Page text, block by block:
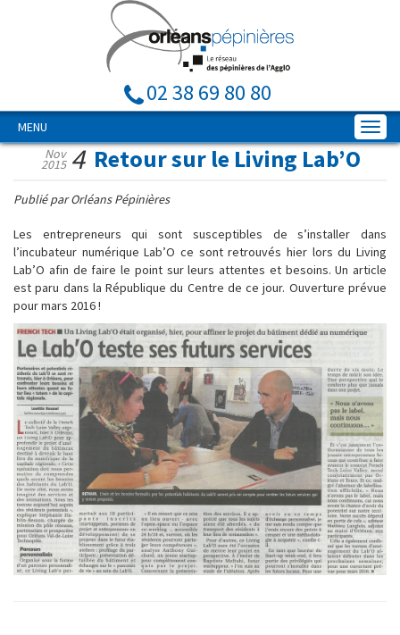
02 38 69 80 80
MENU
Retour sur le Living Lab’O
Nov
2015 4
Publié par Orléans Pépinières
Les entrepreneurs qui sont susceptibles de s’installer dans
l’incubateur numérique Lab’O ce sont retrouvés hier lors du Living
Lab’O afin de faire le point sur leurs attentes et besoins. Un article
est paru dans la République du Centre de ce jour. Ouverture prévue
pour mars 2016 !